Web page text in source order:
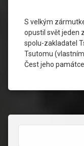
S velkým
opustil svět jeden
spolu-zakladatel
Tsutomu
Čest jeho památce.